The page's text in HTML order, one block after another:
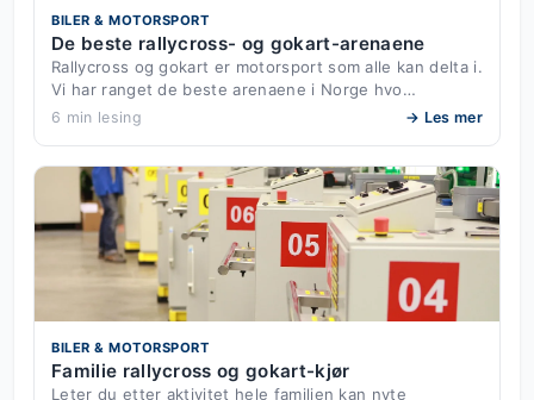
BILER & MOTORSPORT
De beste rallycross- og gokart-arenaene
Rallycross og gokart er motorsport som alle kan delta i.
Vi har ranget de beste arenaene i Norge hvo…
6 min lesing → Les mer
BILER & MOTORSPORT
Familie rallycross og gokart-kjør
Leter du etter aktivitet hele familien kan nyte